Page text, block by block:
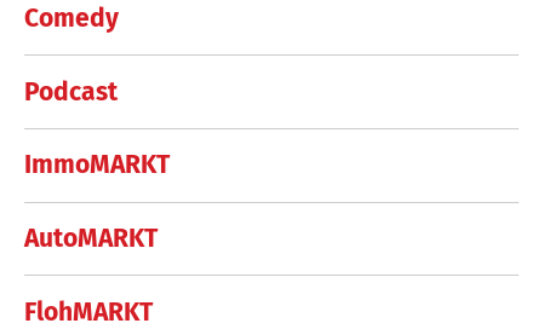
Comedy
Podcast
ImmoMARKT
AutoMARKT
FlohMARKT